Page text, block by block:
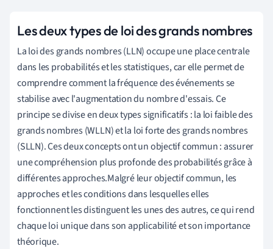
Les deux types de loi des grands nombres
La loi des grands nombres (LLN) occupe une place centrale
dans les probabilités et les statistiques, car elle permet de
comprendre comment la fréquence des événements se
stabilise avec l'augmentation du nombre d'essais. Ce
principe se divise en deux types significatifs : la loi faible des
grands nombres (WLLN) et la loi forte des grands nombres
(SLLN). Ces deux concepts ont un objectif commun : assurer
une compréhension plus profonde des probabilités grâce à
différentes approches.Malgré leur objectif commun, les
approches et les conditions dans lesquelles elles
fonctionnent les distinguent les unes des autres, ce qui rend
chaque loi unique dans son applicabilité et son importance
théorique.